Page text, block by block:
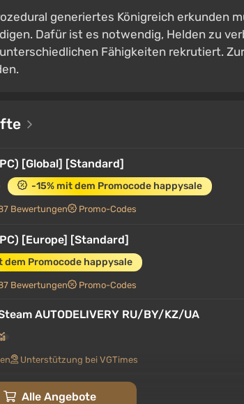
generiertes Königreich erkunden
Dafür ist es notwendig, Helden zu
Fähigkeiten rekrutiert.
[Global] [Standard]
-15% mit dem Promocode happysale
Bewertungen Promo-Codes
[Europe] [Standard]
dem Promocode happysale
Bewertungen Promo-Codes
AUTODELIVERY RU/BY/KZ/UA
Unterstützung bei VGTimes
Global
Alle Angebote